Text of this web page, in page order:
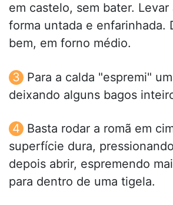
em castelo, sem bater.
forma untada e enfarinhada.
bem, em forno médio.
Para a calda "espremi"
deixando alguns bagos
Basta rodar a romã em
superfície dura,
depois abrir, espremendo
para dentro de uma tigela.